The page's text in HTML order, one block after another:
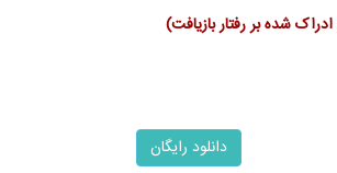
شده بر رفتار بازیافت)